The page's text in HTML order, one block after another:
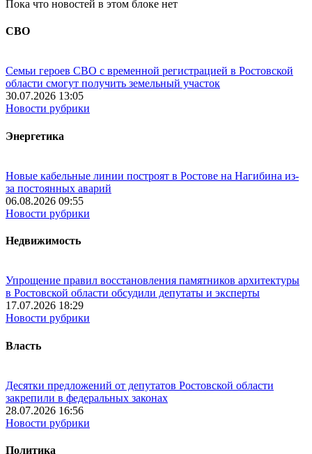
Пока что новостей в этом блоке нет
СВО
Семьи героев СВО с временной регистрацией в Ростовской
области смогут получить земельный участок
30.07.2026 13:05
Новости рубрики
Энергетика
Новые кабельные линии построят в Ростове на Нагибина из-
за постоянных аварий
06.08.2026 09:55
Новости рубрики
Недвижимость
Упрощение правил восстановления памятников архитектуры
в Ростовской области обсудили депутаты и эксперты
17.07.2026 18:29
Новости рубрики
Власть
Десятки предложений от депутатов Ростовской области
закрепили в федеральных законах
28.07.2026 16:56
Новости рубрики
Политика